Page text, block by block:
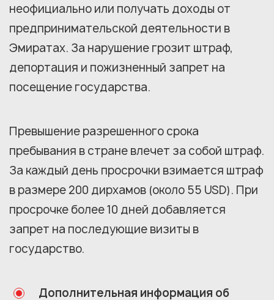
неофициально или получать доходы от
предпринимательской деятельности в
Эмиратах. За нарушение грозит штраф,
депортация и пожизненный запрет на
посещение государства.
Превышение разрешенного срока
пребывания в стране влечет за собой штраф.
За каждый день просрочки взимается штраф
в размере 200 дирхамов (около 55 USD). При
просрочке более 10 дней добавляется
запрет на последующие визиты в
государство.
Дополнительная информация об